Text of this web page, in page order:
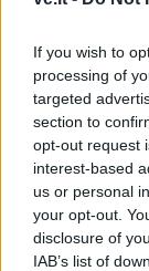
If you wish to
processing of
targeted
section to
opt-out request
interest-based
us or personal
your opt-out.
disclosure of
IAB’s list of
Sutinku su
Service apply.